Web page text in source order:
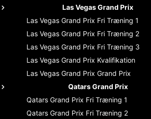
Las Vegas Grand Prix
Las Vegas Grand Prix Fri Træning 1
Las Vegas Grand Prix Fri Træning 2
Las Vegas Grand Prix Fri Træning 3
Las Vegas Grand Prix Kvalifikation
Las Vegas Grand Prix Grand Prix
Qatars Grand Prix
Qatars Grand Prix Fri Træning 1
Qatars Grand Prix Fri Træning 2